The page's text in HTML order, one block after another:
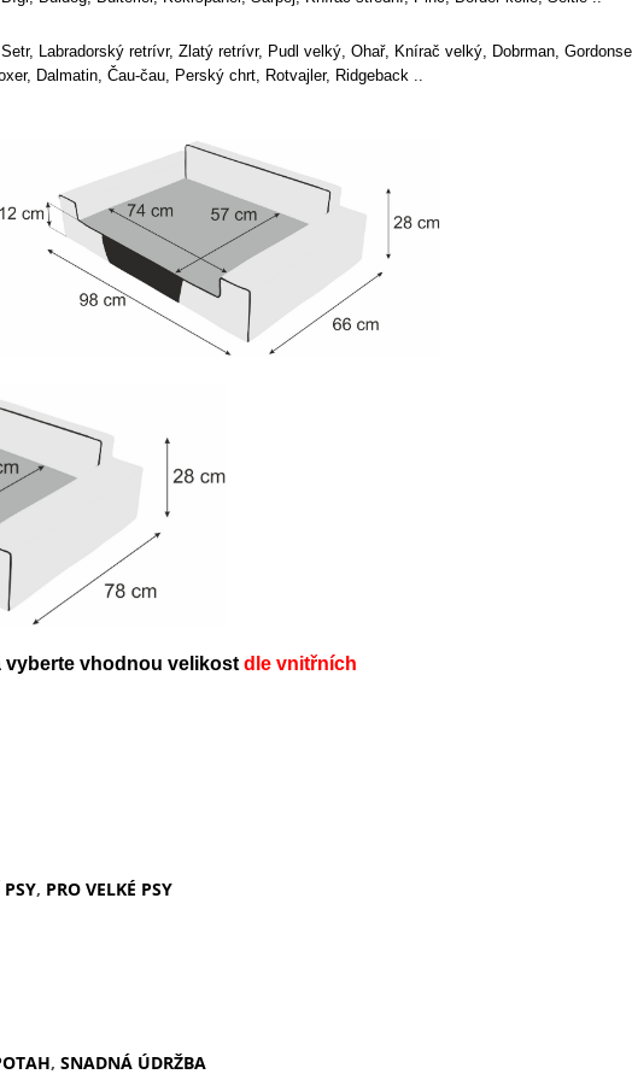
Labradorský retrívr, Zlatý retrívr, Pudl velký, Ohař, Knírač velký, Dobrman,
Dalmatin, Čau-čau, Perský chrt, Rotvajler, Ridgeback ..
vyberte vhodnou velikost dle vnitřních
, PRO VELKÉ PSY
, SNADNÁ ÚDRŽBA